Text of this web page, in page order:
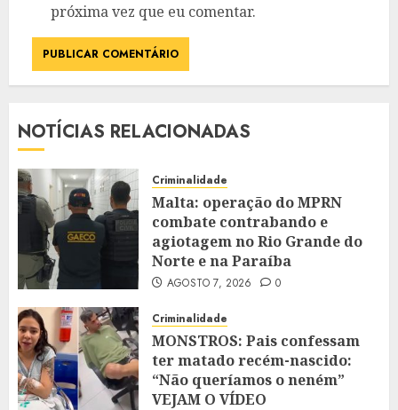
próxima vez que eu comentar.
NOTÍCIAS RELACIONADAS
Criminalidade
Malta: operação do MPRN
combate contrabando e
agiotagem no Rio Grande do
Norte e na Paraíba
AGOSTO 7, 2026 0
Criminalidade
MONSTROS: Pais confessam
ter matado recém-nascido:
“Não queríamos o neném”
VEJAM O VÍDEO